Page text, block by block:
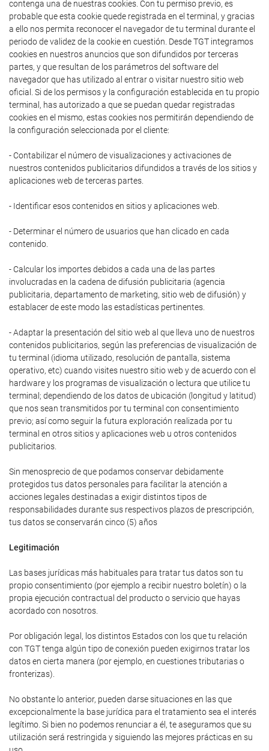
contenga una de nuestras cookies. Con tu permiso previo, es
probable que esta cookie quede registrada en el terminal, y gracias
a ello nos permita reconocer el navegador de tu terminal durante el
periodo de validez de la cookie en cuestión. Desde TGT integramos
cookies en nuestros anuncios que son difundidos por terceras
partes, y que resultan de los parámetros del software del
navegador que has utilizado al entrar o visitar nuestro sitio web
oficial. Si de los permisos y la configuración establecida en tu propio
terminal, has autorizado a que se puedan quedar registradas
cookies en el mismo, estas cookies nos permitirán dependiendo de
la configuración seleccionada por el cliente:
- Contabilizar el número de visualizaciones y activaciones de
nuestros contenidos publicitarios difundidos a través de los sitios y
aplicaciones web de terceras partes.
- Identificar esos contenidos en sitios y aplicaciones web.
- Determinar el número de usuarios que han clicado en cada
contenido.
- Calcular los importes debidos a cada una de las partes
involucradas en la cadena de difusión publicitaria (agencia
publicitaria, departamento de marketing, sitio web de difusión) y
establacer de este modo las estadísticas pertinentes.
- Adaptar la presentación del sitio web al que lleva uno de nuestros
contenidos publicitarios, según las preferencias de visualización de
tu terminal (idioma utilizado, resolución de pantalla, sistema
operativo, etc) cuando visites nuestro sitio web y de acuerdo con el
hardware y los programas de visualización o lectura que utilice tu
terminal; dependiendo de los datos de ubicación (longitud y latitud)
que nos sean transmitidos por tu terminal con consentimiento
previo; así como seguir la futura exploración realizada por tu
terminal en otros sitios y aplicaciones web u otros contenidos
publicitarios.
Sin menosprecio de que podamos conservar debidamente
protegidos tus datos personales para facilitar la atención a
acciones legales destinadas a exigir distintos tipos de
responsabilidades durante sus respectivos plazos de prescripción,
tus datos se conservarán cinco (5) años
Legitimación
Las bases jurídicas más habituales para tratar tus datos son tu
propio consentimiento (por ejemplo a recibir nuestro boletín) o la
propia ejecución contractual del producto o servicio que hayas
acordado con nosotros.
Por obligación legal, los distintos Estados con los que tu relación
con TGT tenga algún tipo de conexión pueden exigirnos tratar los
datos en cierta manera (por ejemplo, en cuestiones tributarias o
fronterizas).
No obstante lo anterior, pueden darse situaciones en las que
excepcionalmente la base jurídica para el tratamiento sea el interés
legítimo. Si bien no podemos renunciar a él, te aseguramos que su
utilización será restringida y siguiendo las mejores prácticas en su